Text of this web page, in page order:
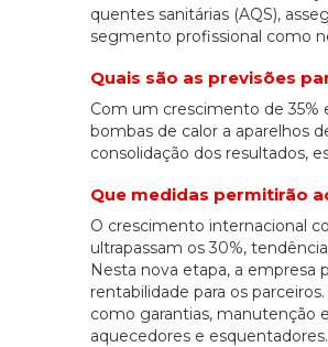
quentes sanitárias (AQS),
segmento profissional como
Quais são as previsões
Com um crescimento de 35%
bombas de calor a aparelhos
consolidação dos resultados,
Que medidas permitirão
O crescimento internacional
ultrapassam os 30%,
Nesta nova etapa, a empresa
rentabilidade para os
como garantias, manutenção
aquecedores e esquentadores.